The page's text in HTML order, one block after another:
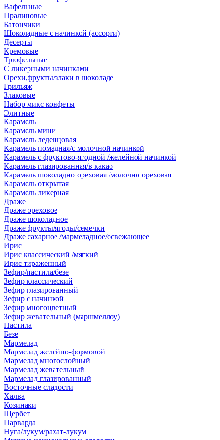
Вафельные
Пралиновые
Батончики
Шоколадные с начинкой (ассорти)
Десерты
Кремовые
Трюфельные
С ликерными начинками
Орехи,фрукты/злаки в шоколаде
Грильяж
Злаковые
Набор микс конфеты
Элитные
Карамель
Карамель мини
Карамель леденцовая
Карамель помадная/с молочной начинкой
Карамель с фруктово-ягодной /желейной начинкой
Карамель глазированная/в какао
Карамель шоколадно-ореховая /молочно-ореховая
Карамель открытая
Карамель ликерная
Драже
Драже ореховое
Драже шоколадное
Драже фрукты/ягоды/семечки
Драже сахарное /мармеладное/освежающее
Ирис
Ирис классический /мягкий
Ирис тираженный
Зефир/пастила/безе
Зефир классический
Зефир глазированный
Зефир с начинкой
Зефир многоцветный
Зефир жевательный (маршмеллоу)
Пастила
Безе
Мармелад
Мармелад желейно-формовой
Мармелад многослойный
Мармелад жевательный
Мармелад глазированный
Восточные сладости
Халва
Козинаки
Щербет
Парварда
Нуга/лукум/рахат-лукум